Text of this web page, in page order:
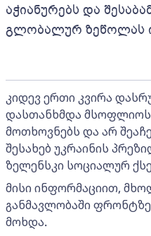
აჭიანურებს და
გლობალურ ზეწოლას
კიდევ ერთი კვირა
დასთანხმდა
მოთხოვნებს და არ
შესახებ უკრაინის
ზელენსკი სოციალურ
მისი ინფორმაციით,
განმავლობაში
მოხდა.